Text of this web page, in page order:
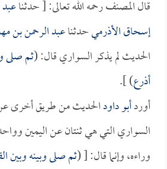
قال المصنف رحمه الله تعالى: [ حدثنا
إسحاق الأذرميحدثناعبد الرحمن بن
الحديث لم يذكر السواري قال: (ثم صلى
أذرع) ].
أوردأبو داودالحديث من طريق أخرى
السواري التي هي ثنتان عن اليمين
وراءه، وإنما قال: [ (ثم صلى وبينه وبين